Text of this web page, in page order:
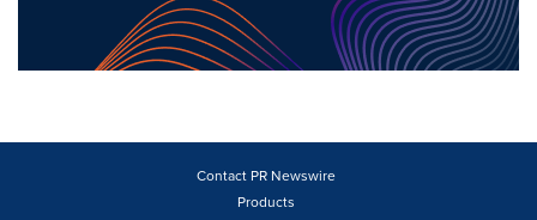
Contact PR Newswire
Products